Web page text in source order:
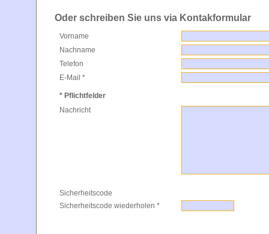
Oder schreiben Sie uns via Kontakformular
Vorname
Nachname
Telefon
E-Mail *
* Pflichtfelder
Nachricht
Sicherheitscode
Sicherheitscode wiederholen *